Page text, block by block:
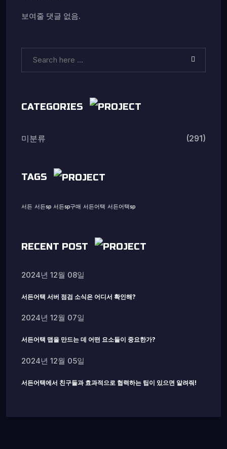
보여줄 댓글 없음.
CATEGORIES
미분류 (291)
TAGS
서든 서든sp 서든sp구매 서든어택 서든어택sp
RECENT POST
2024년 12월 08일
서든어택 서버 점검 소식은 어디서 확인해?
2024년 12월 07일
서든어택 맵을 만드는 데 어떤 요소들이 중요한가?
2024년 12월 05일
서든어택에서 친구들과 효과적으로 협력하는 팁이 있으면 알려줘!